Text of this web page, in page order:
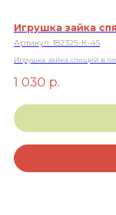
Игрушка зайка
Артикул: 182325-К-45
Игрушка зайка спящий в
1 030 р.